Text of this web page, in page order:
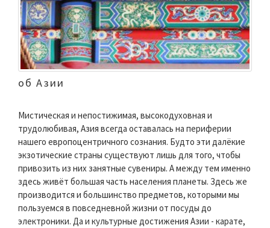
об Азии
Мистическая и непостижимая, высокодуховная и
трудолюбивая, Азия всегда оставалась на периферии
нашего европоцентричного сознания. Будто эти далёкие
экзотические страны существуют лишь для того, чтобы
привозить из них занятные сувениры. А между тем именно
здесь живёт большая часть населения планеты. Здесь же
производится и большинство предметов, которыми мы
пользуемся в повседневной жизни от посуды до
электроники. Да и культурные достижения Азии - карате,